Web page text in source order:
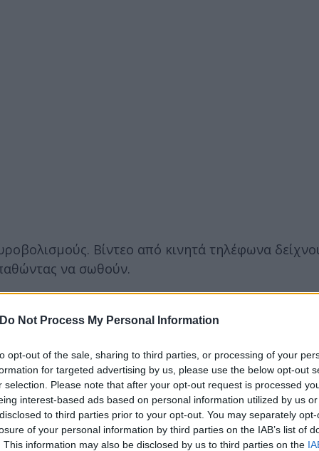
Do Not Process My Personal Information
opt-out of the sale, sharing to third parties, or processing of your
for targeted advertising by us, please use the below opt-out
selection. Please note that after your opt-out request is processed
interest-based ads based on personal information utilized by us
to third parties prior to your opt-out. You may separately
of your personal information by third parties on the IAB’s list of
This information may also be disclosed by us to third parties on the
Βίντεο από κινητά τηλέφωνα
να σωθούν.
δυνάμεις και διαπραγματευτές κρίσεων. Μετά
το όπλο και να παραδοθεί χωρίς αντίσταση. Η
και η κατάσταση της υγείας της είναι σταθερή.
με συμπτώματα νευρικής κρίσης.